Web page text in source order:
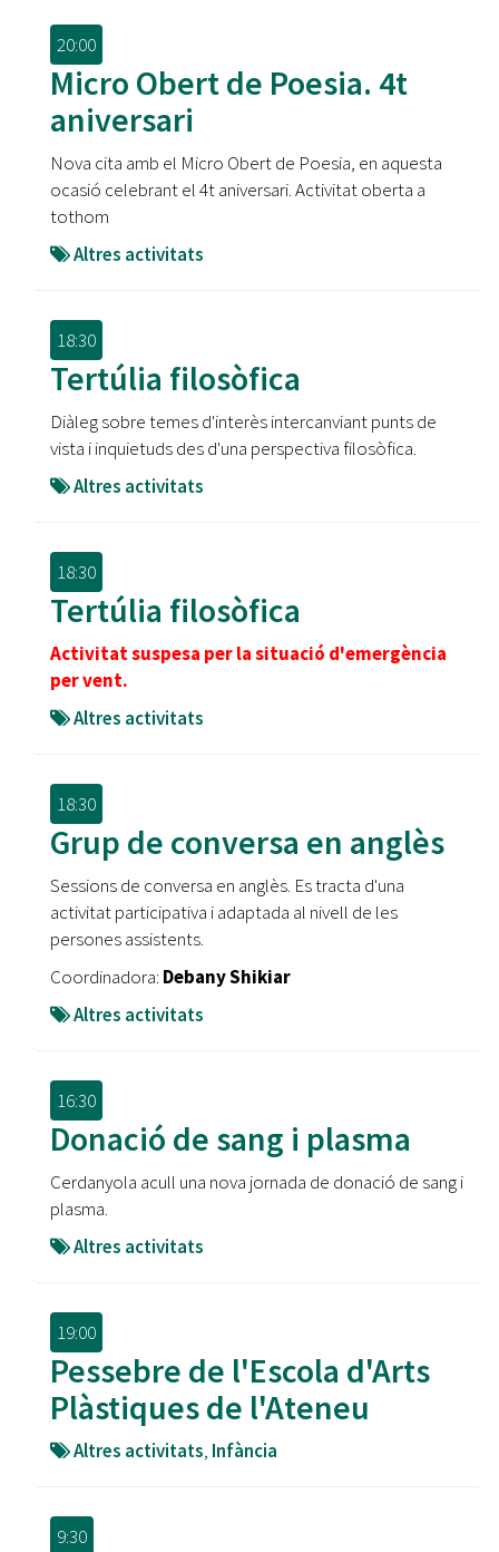
20:00
Micro Obert de Poesia. 4t
aniversari
Nova cita amb el Micro Obert de Poesia, en aquesta
ocasió celebrant el 4t aniversari. Activitat oberta a
tothom
Altres activitats
18:30
Tertúlia filosòfica
Diàleg sobre temes d'interès intercanviant punts de
vista i inquietuds des d'una perspectiva filosòfica.
Altres activitats
18:30
Tertúlia filosòfica
Activitat suspesa per la situació d'emergència
per vent.
Altres activitats
18:30
Grup de conversa en anglès
Sessions de conversa en anglès. Es tracta d'una
activitat participativa i adaptada al nivell de les
persones assistents.
Coordinadora: Debany Shikiar
Altres activitats
16:30
Donació de sang i plasma
Cerdanyola acull una nova jornada de donació de sang i
plasma.
Altres activitats
19:00
Pessebre de l'Escola d'Arts
Plàstiques de l'Ateneu
Altres activitats, Infància
9:30